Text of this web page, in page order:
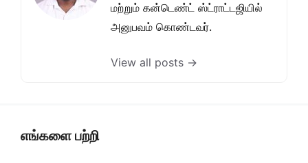
மற்றும் கன்டெண்ட் ஸ்ட்ராட்டஜியில்
அனுபவம் கொண்டவர்.
View all posts →
எங்களை பற்றி